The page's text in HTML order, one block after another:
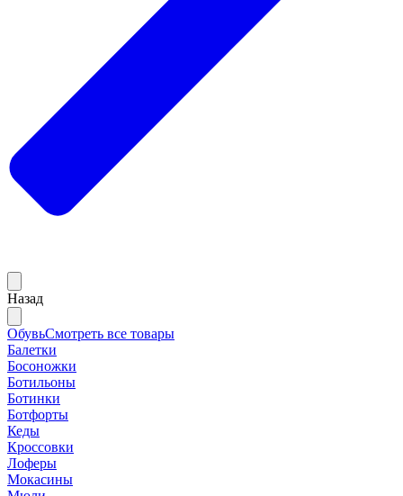
Назад
ОбувьСмотреть все товары
Балетки
Босоножки
Ботильоны
Ботинки
Ботфорты
Кеды
Кроссовки
Лоферы
Мокасины